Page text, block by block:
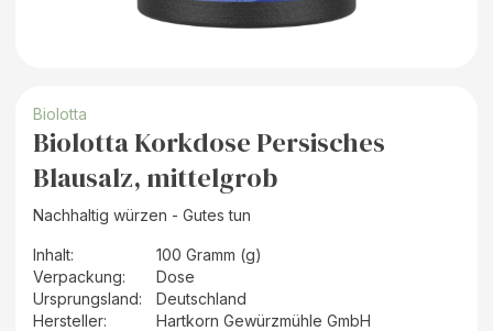
Biolotta
Biolotta Korkdose Persisches
Blausalz, mittelgrob
Nachhaltig würzen - Gutes tun
Inhalt:
100 Gramm (g)
Verpackung:
Dose
Ursprungsland:
Deutschland
Hersteller: Hartkorn Gewürzmühle GmbH